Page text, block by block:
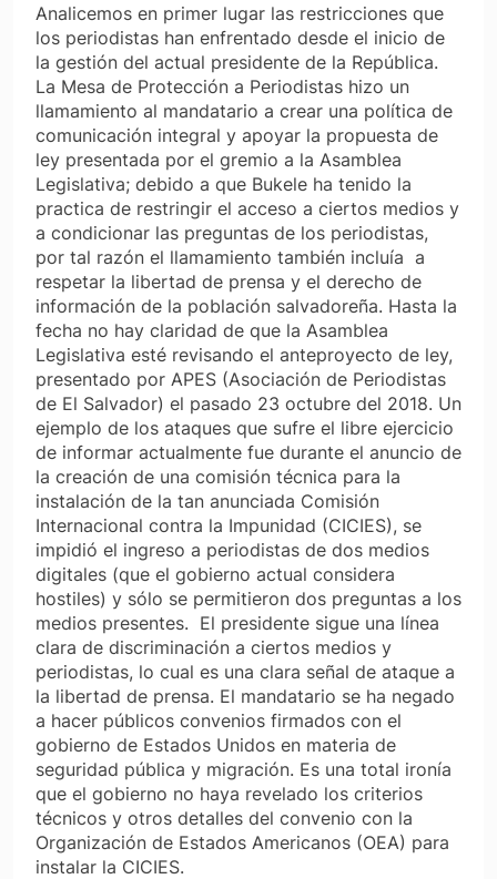
Analicemos en primer lugar las restricciones que
los periodistas han enfrentado desde el inicio de
la gestión del actual presidente de la República.
La Mesa de Protección a Periodistas hizo un
llamamiento al mandatario a crear una política de
comunicación integral y apoyar la propuesta de
ley presentada por el gremio a la Asamblea
Legislativa; debido a que Bukele ha tenido la
practica de restringir el acceso a ciertos medios y
a condicionar las preguntas de los periodistas,
por tal razón el llamamiento también incluía a
respetar la libertad de prensa y el derecho de
información de la población salvadoreña. Hasta la
fecha no hay claridad de que la Asamblea
Legislativa esté revisando el anteproyecto de ley,
presentado por APES (Asociación de Periodistas
de El Salvador) el pasado 23 octubre del 2018. Un
ejemplo de los ataques que sufre el libre ejercicio
de informar actualmente fue durante el anuncio de
la creación de una comisión técnica para la
instalación de la tan anunciada Comisión
Internacional contra la Impunidad (CICIES), se
impidió el ingreso a periodistas de dos medios
digitales (que el gobierno actual considera
hostiles) y sólo se permitieron dos preguntas a los
medios presentes. El presidente sigue una línea
clara de discriminación a ciertos medios y
periodistas, lo cual es una clara señal de ataque a
la libertad de prensa. El mandatario se ha negado
a hacer públicos convenios firmados con el
gobierno de Estados Unidos en materia de
seguridad pública y migración. Es una total ironía
que el gobierno no haya revelado los criterios
técnicos y otros detalles del convenio con la
Organización de Estados Americanos (OEA) para
instalar la CICIES.